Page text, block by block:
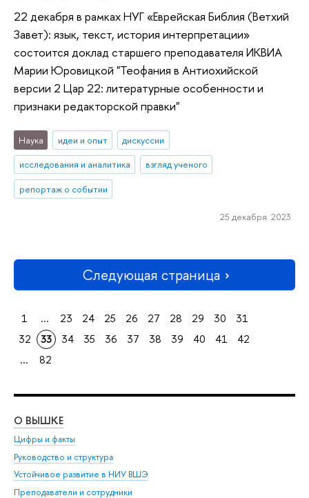
22 декабря в рамках НУГ «Еврейская Библия (Ветхий
Завет): язык, текст, история интерпретации»
состоится доклад старшего преподавателя ИКВИА
Марии Юровицкой "Теофания в Антиохийской
версии 2 Цар 22: литературные особенности и
признаки редакторской правки"
Наука идеи и опыт
дискуссии
исследования и аналитика
взгляд ученого
репортаж о событии
25 декабря 2023
Следующая страница
1 ... 23 24 25 26 27 28 29 30
31
32
33 34 35 36 37 38 39 40 41
42
...
82
О ВЫШКЕ
Цифры и факты
Руководство и структура
Устойчивое развитие в НИУ ВШЭ
Преподаватели и сотрудники